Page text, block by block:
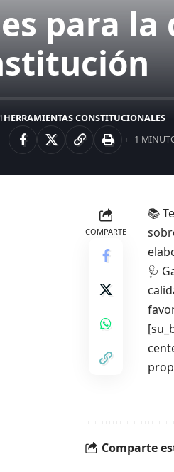
para
HERRAMIENTAS CONSTITUCIONALES
1
COMPARTE
📚
🩺
Comparte